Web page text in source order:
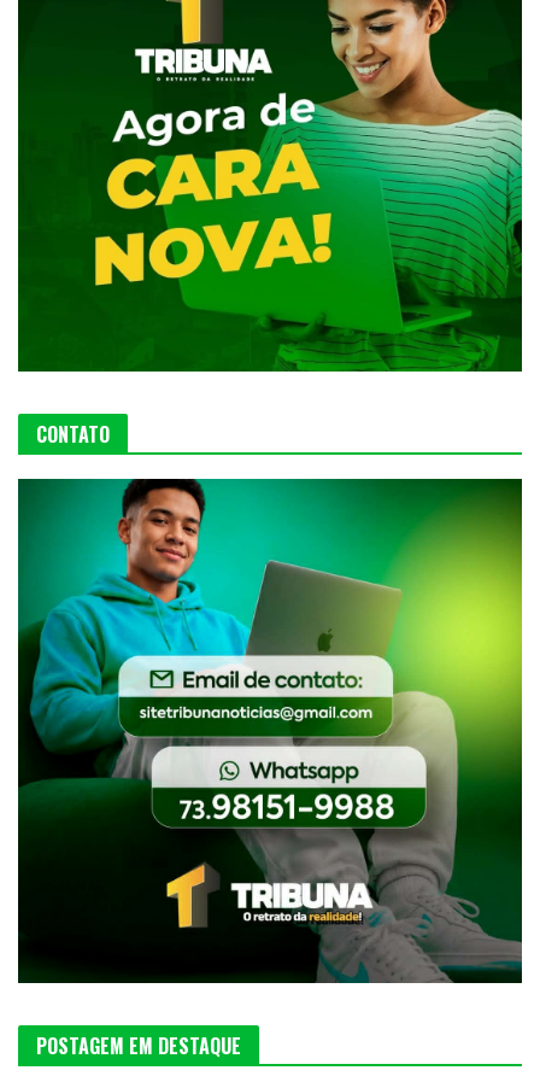
CONTATO
POSTAGEM EM DESTAQUE